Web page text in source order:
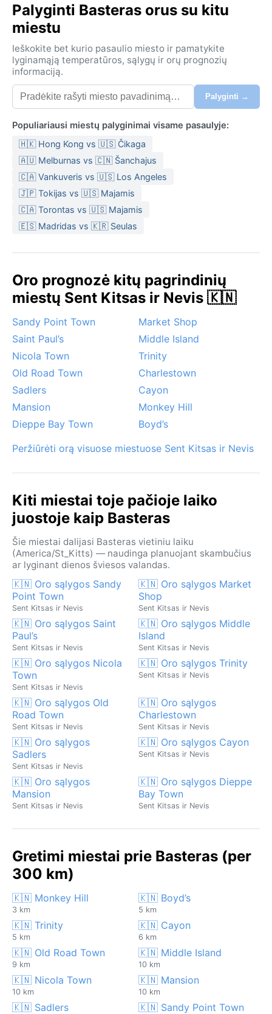
kalno fortas (UNESCO paveldo objektas) primena
salos istoriją.
Klimatas čia yra atogrąžų drėgnas, be ryškaus šaltojo
sezono. Ištisus metus temperatūra svyruoja tarp 24–
30 °C, o didžiausią įtaką orams daro šiaurės rytų
pasatai. Nuo gruodžio iki balandžio tęsiasi vėsesnis ir
sausesnis laikotarpis, vadinamas žiema, nors ir tada
metas, kai drėgmė jaučiama smarkiai, o popietėmis
dažni trumpi lietūs ir perkūnija. Dėl gausaus kritulių
kiekio (apie 1300–1500 mm per metus) salą dengia
vešli augmenija. Į kelionę verta susikrauti lengvus
medvilninius drabužius, lietpaltį ir stiprų apsauginį
kremą nuo saulės; vakarams užtenka lengvos striukės.
Geriausias metas aplankyti Basterą orų požiūriu –
mažiau lietaus, vėsesnė temperatūra ir mažesnė
pavyzdžiui, vasario karnavalas. Tačiau reikia
nepamiršti, kad nuo birželio iki lapkričio tęsiasi Atlanto
retai, galimi smarkūs vėjai ir liūtys. Kitos ekstremalios
oro sąlygos čia nėra būdingos, o net ir lietinguoju
sezonu didžiąją dienos dalį šviečia saulė, todėl
kelionė bet kuriuo metu gali teikti malonumą, jei
esama pasirengusiems lietaus proveržiams.
Palyginti Basteras orus su kitu
miestu
Ieškokite bet kurio pasaulio miesto ir pamatykite
lyginamąją temperatūros, sąlygų ir orų prognozių
informaciją.
Palyginti →
Populiariausi miestų palyginimai visame pasaulyje:
🇭🇰 Hong Kong vs 🇺🇸 Čikaga
🇦🇺 Melburnas vs 🇨🇳 Šanchajus
🇨🇦 Vankuveris vs 🇺🇸 Los Angeles
🇯🇵 Tokijas vs 🇺🇸 Majamis
🇨🇦 Torontas vs 🇺🇸 Majamis
🇪🇸 Madridas vs 🇰🇷 Seulas
Oro prognozė kitų pagrindinių
miestų Sent Kitsas ir Nevis 🇰🇳
Sandy Point Town
Market Shop
Saint Paul’s
Middle Island
Nicola Town
Trinity
Old Road Town
Charlestown
Sadlers
Cayon
Mansion
Monkey Hill
Dieppe Bay Town
Boyd’s
Peržiūrėti orą visuose miestuose Sent Kitsas ir Nevis
Kiti miestai toje pačioje laiko
juostoje kaip Basteras
Šie miestai dalijasi Basteras vietiniu laiku
(America/St_Kitts) — naudinga planuojant skambučius
ar lyginant dienos šviesos valandas.
🇰🇳 Oro sąlygos Sandy
Point Town
Sent Kitsas ir Nevis
🇰🇳 Oro sąlygos Market
Shop
Sent Kitsas ir Nevis
🇰🇳 Oro sąlygos Saint
Paul’s
Sent Kitsas ir Nevis
🇰🇳 Oro sąlygos Middle
Island
Sent Kitsas ir Nevis
🇰🇳 Oro sąlygos Nicola
Town
Sent Kitsas ir Nevis
🇰🇳 Oro sąlygos Trinity
Sent Kitsas ir Nevis
🇰🇳 Oro sąlygos Old
Road Town
Sent Kitsas ir Nevis
🇰🇳 Oro sąlygos
Charlestown
Sent Kitsas ir Nevis
🇰🇳 Oro sąlygos
Sadlers
Sent Kitsas ir Nevis
🇰🇳 Oro sąlygos Cayon
Sent Kitsas ir Nevis
🇰🇳 Oro sąlygos
Mansion
Sent Kitsas ir Nevis
🇰🇳 Oro sąlygos Dieppe
Bay Town
Sent Kitsas ir Nevis
Gretimi miestai prie Basteras (per
300 km)
🇰🇳 Monkey Hill
3 km
🇰🇳 Boyd’s
5 km
🇰🇳 Trinity
5 km
🇰🇳 Cayon
6 km
🇰🇳 Old Road Town
9 km
🇰🇳 Middle Island
10 km
🇰🇳 Nicola Town
10 km
🇰🇳 Mansion
10 km
🇰🇳 Sadlers 🇰🇳 Sandy Point Town